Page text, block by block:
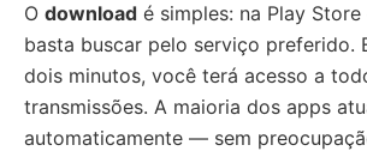
O download é simples: na Play
basta buscar pelo serviço preferido.
dois minutos, você terá acesso a
transmissões. A maioria dos apps
automaticamente — sem